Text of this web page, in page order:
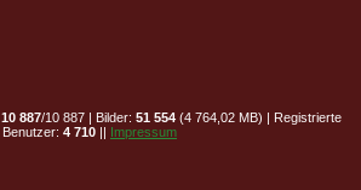
10 887/10 887 | Bilder: 51 554(4 764,02 MB) | Registrierte
Benutzer: 4 710 || Impressum